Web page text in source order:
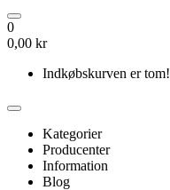
0
0,00 kr
Indkøbskurven er tom!
Kategorier
Producenter
Information
Blog